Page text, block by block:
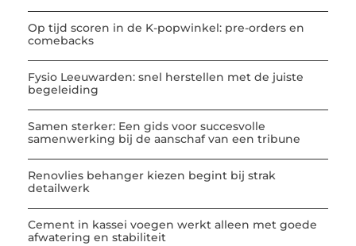
Op tijd scoren in de K-popwinkel: pre-orders en
comebacks
Fysio Leeuwarden: snel herstellen met de juiste
begeleiding
Samen sterker: Een gids voor succesvolle
samenwerking bij de aanschaf van een tribune
Renovlies behanger kiezen begint bij strak
detailwerk
Cement in kassei voegen werkt alleen met goede
afwatering en stabiliteit